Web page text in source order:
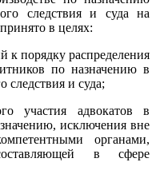
следствия и суда на
в целях:
к порядку распределения
по назначению в
следствия и суда;
участия адвокатов в
исключения вне
органами,
в сфере